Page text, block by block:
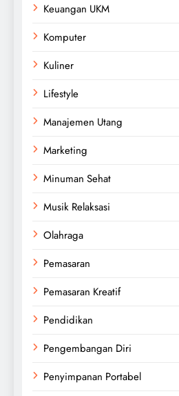
Keuangan UKM
Komputer
Kuliner
Lifestyle
Manajemen Utang
Marketing
Minuman Sehat
Musik Relaksasi
Olahraga
Pemasaran
Pemasaran Kreatif
Pendidikan
Pengembangan Diri
Penyimpanan Portabel